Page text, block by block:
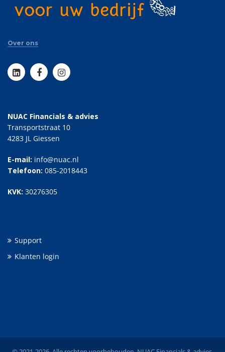
Over ons
NUAC Financials & advies
Transportstraat 10
4283 JL Giessen
E-mail: info@nuac.nl
Telefoon: 085-2018443
KVK: 30276305
Support
Klanten login